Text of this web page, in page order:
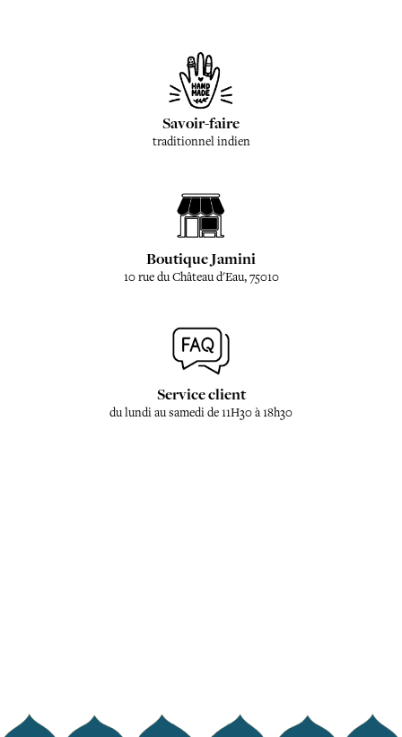
Savoir-faire
traditionnel indien
Boutique Jamini
10 rue du Château d'Eau, 75010
Service client
du lundi au samedi de 11H30 à 18h30